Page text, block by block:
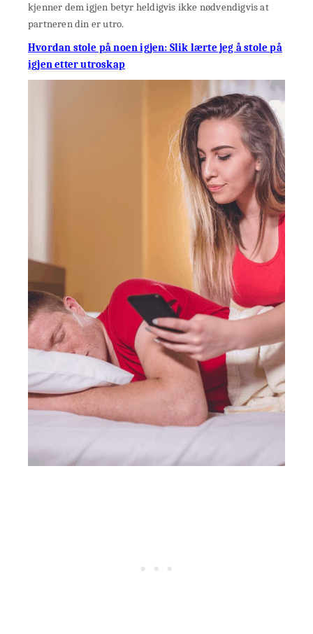
kjenner dem igjen betyr heldigvis ikke nødvendigvis at
partneren din er utro.
Hvordan stole på noen igjen: Slik lærte jeg å stole på
igjen etter utroskap